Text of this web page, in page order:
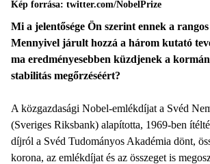
Kép forrása: twitter.com/NobelPrize
Mi a jelentősége Ön szerint ennek a
Mennyivel járult hozzá a három kutató
ma eredményesebben küzdjenek a
stabilitás megőrzéséért?
A közgazdasági Nobel-emlékdíjat a Svéd
(Sveriges Riksbank) alapította, 1969-ben
díjról a Svéd Tudományos Akadémia dönt,
korona, az emlékdíjat és az összeget is